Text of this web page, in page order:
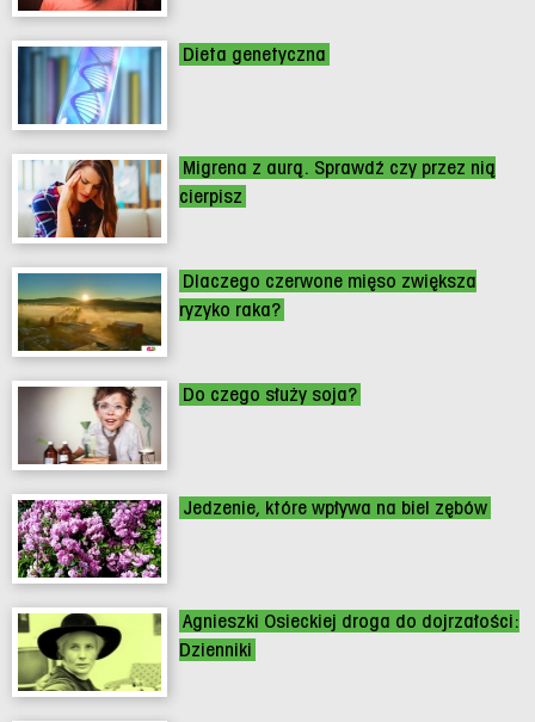
Dieta genetyczna
Migrena z aurą. Sprawdź czy przez nią
cierpisz
Dlaczego czerwone mięso zwiększa
ryzyko raka?
Do czego służy soja?
Jedzenie, które wpływa na biel zębów
Agnieszki Osieckiej droga do dojrzałości:
Dzienniki